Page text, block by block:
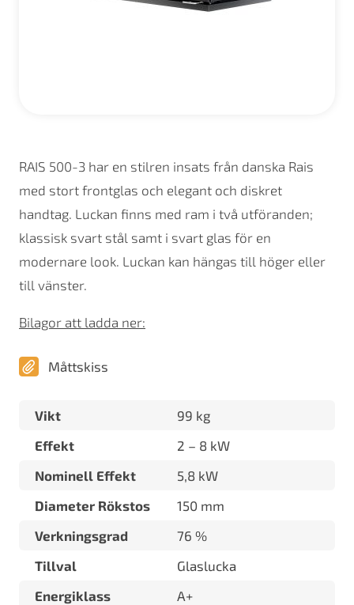
RAIS 500-3 har en stilren insats från danska Rais
med stort frontglas och elegant och diskret
handtag. Luckan finns med ram i två utföranden;
klassisk svart stål samt i svart glas för en
modernare look. Luckan kan hängas till höger eller
till vänster.
Bilagor att ladda ner:
Måttskiss
Vikt
99 kg
Effekt
2 – 8 kW
Nominell Effekt
5,8 kW
Diameter Rökstos
150 mm
Verkningsgrad
76 %
Tillval
Glaslucka
Energiklass
A+